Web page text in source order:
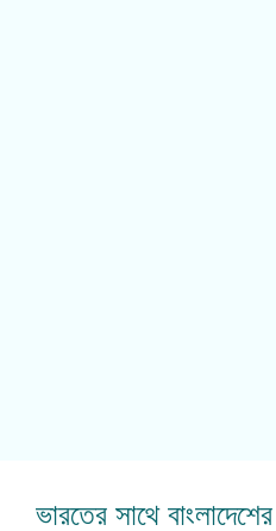
ভারতের সাথে